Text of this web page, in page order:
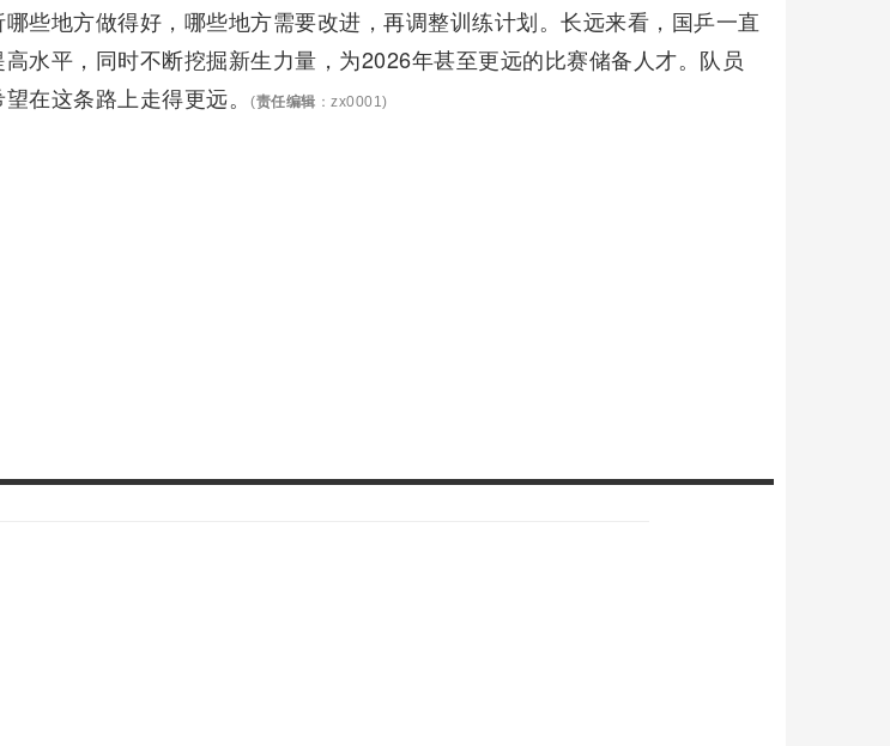
些地方做得好，哪些地方需要改进，再调整训练计划。长远来看，国乒一直
水平，同时不断挖掘新生力量，为2026年甚至更远的比赛储备人才。队员
在这条路上走得更远。
(责任编辑 ：zx0001)